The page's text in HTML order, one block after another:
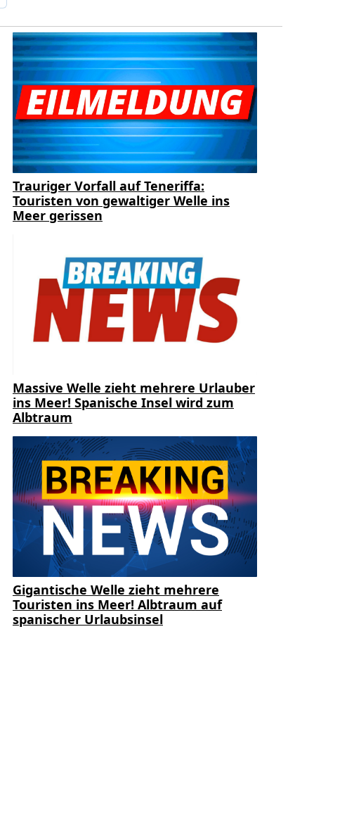
Trauriger Vorfall auf Teneriffa:
Touristen von gewaltiger Welle ins
Meer gerissen
Massive Welle zieht mehrere Urlauber
ins Meer! Spanische Insel wird zum
Albtraum
Gigantische Welle zieht mehrere
Touristen ins Meer! Albtraum auf
spanischer Urlaubsinsel